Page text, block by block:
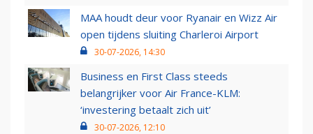
MAA houdt deur voor Ryanair en Wizz Air
open tijdens sluiting Charleroi Airport
30-07-2026, 14:30
Business en First Class steeds
belangrijker voor Air France-KLM:
‘investering betaalt zich uit’
30-07-2026, 12:10